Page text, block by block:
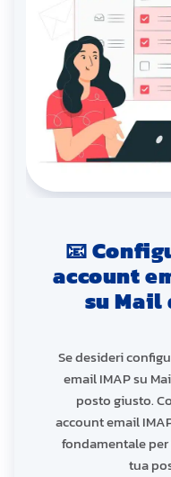
📧
account
su Mail
Se desideri
email IMAP su
posto giusto.
account email
fondamentale
tua